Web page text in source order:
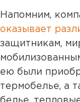
Напомним,
оказывает
защитникам,
ею были
термобелье, а